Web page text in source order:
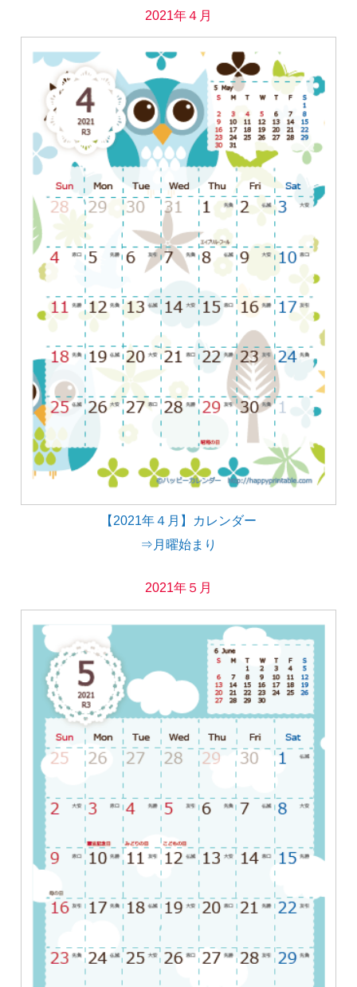
2021年４月
【2021年４月】カレンダー
⇒月曜始まり
2021年５月